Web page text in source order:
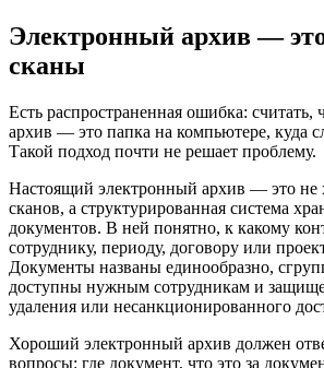
Электронный архив —
сканы
Есть распространенная ошибка: считать,
архив — это папка на компьютере, куда
Такой подход почти не решает проблему.
Настоящий электронный архив — это не
сканов, а структурированная система
документов. В ней понятно, к какому
сотруднику, периоду, договору или
Документы названы единообразно,
доступны нужным сотрудникам и
удаления или несанкционированного
Хороший электронный архив должен
вопросы: где документ, что это за